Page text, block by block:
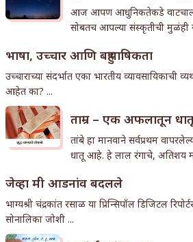
आज आपण आधुनिकतेकडे
सोबतच आपल्या संस्कृतीची
भाषा, उच्चार आणि बहुभाषिकता
उच्चाराच्या संदर्भात एका भारतीय व्यावसायिकाची
आहेत का? ...
ताम्र – एक अफलातून
तांबे हा मानवाने सर्वप्रथम
धातू आहे. हे लाल रंगाचे, अतिशय
जेव्हा मी आडनांव बदलले
भाग्यश्री चंद्रकांत रसाळ या प्रिन्सिपॉल डिजिटल
सोनालिका जोशी ...